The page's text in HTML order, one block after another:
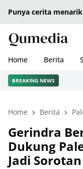
Punya cerita
Home Berita
BREAKING NEWS
Home Berita
Gerindra
Dukung
Jadi Sorotan